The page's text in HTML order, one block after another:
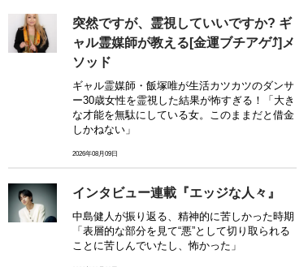
突然ですが、霊視していいですか? ギ
ャル霊媒師が教える[金運ブチアゲ⤴]メ
ソッド
ギャル霊媒師・飯塚唯が生活カツカツのダンサ
ー30歳女性を霊視した結果が怖すぎる！「大き
な才能を無駄にしている女。このままだと借金
しかねない」
2026年08月09日
インタビュー連載『エッジな人々』
中島健人が振り返る、精神的に苦しかった時期
「表層的な部分を見て“悪”として切り取られる
ことに苦しんでいたし、怖かった」